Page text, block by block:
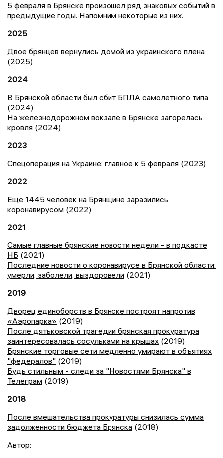
5 февраля в Брянске произошел ряд знаковых событий в
предыдущие годы. Напомним некоторые из них.
2025
Двое брянцев вернулись домой из украинского плена
(2025)
2024
В Брянской области был сбит БПЛА самолетного типа
(2024)
На железнодорожном вокзале в Брянске загорелась
кровля (2024)
2023
Спецоперация на Украине: главное к 5 февраля (2023)
2022
Еще 1445 человек на Брянщине заразились
коронавирусом (2022)
2021
Самые главные брянские новости недели - в подкасте
НБ (2021)
Последние новости о коронавирусе в Брянской области:
умерли, заболели, выздоровели (2021)
2019
Дворец единоборств в Брянске построят напротив
«Аэропарка» (2019)
После дятьковской трагедии брянская прокуратура
заинтересовалась сосульками на крышах (2019)
Брянские торговые сети медленно умирают в объятиях
"федералов" (2019)
Будь стильным - следи за "Новостями Брянска" в
Телеграм (2019)
2018
После вмешательства прокуратуры снизилась сумма
задолженности бюджета Брянска (2018)
Автор: